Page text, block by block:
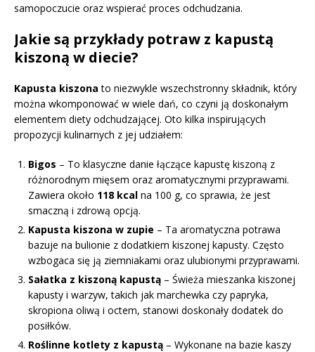
samopoczucie oraz wspierać proces odchudzania.
Jakie są przykłady potraw z kapustą
kiszoną w diecie?
Kapusta kiszona to niezwykle wszechstronny składnik, który
można wkomponować w wiele dań, co czyni ją doskonałym
elementem diety odchudzającej. Oto kilka inspirujących
propozycji kulinarnych z jej udziałem:
Bigos – To klasyczne danie łączące kapustę kiszoną z
różnorodnym mięsem oraz aromatycznymi przyprawami.
Zawiera około 118 kcal na 100 g, co sprawia, że jest
smaczną i zdrową opcją.
Kapusta kiszona w zupie – Ta aromatyczna potrawa
bazuje na bulionie z dodatkiem kiszonej kapusty. Często
wzbogaca się ją ziemniakami oraz ulubionymi przyprawami.
Sałatka z kiszoną kapustą – Świeża mieszanka kiszonej
kapusty i warzyw, takich jak marchewka czy papryka,
skropiona oliwą i octem, stanowi doskonały dodatek do
posiłków.
Roślinne kotlety z kapustą – Wykonane na bazie kaszy